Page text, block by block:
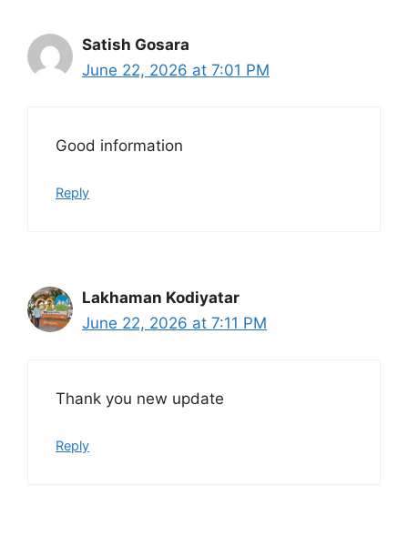
Satish Gosara
June 22, 2026 at 7:01 PM
Good information
Reply
Lakhaman Kodiyatar
June 22, 2026 at 7:11 PM
Thank you new update
Reply